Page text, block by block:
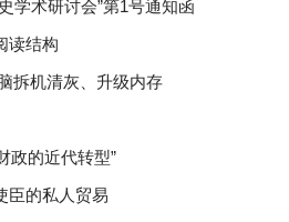
学术研讨会”第1号通知函
读结构
拆机清灰、升级内存
政的近代转型”
臣的私人贸易